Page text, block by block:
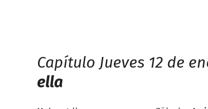
Capítulo Jueves 12 de
ella